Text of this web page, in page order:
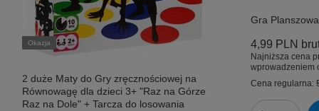
Okazja
2 duże Maty do Gry zręcznościowej na
Równowagę dla dzieci 3+ "Raz na Górze
Raz na Dole" + Tarcza do losowania
Gra
4,99 PLN
Najniższa cena
wprowadzeniem
Cena regularna: